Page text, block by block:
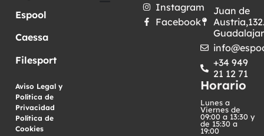
Espool
Caessa
Filesport
Aviso Legal y
Política de
Privacidad
Política de
Cookies
Instagram
Facebook
Juan de
+34 949
21 12 71
Horario
Lunes a
Viernes de
09:00 a 13:30 y
de 15:30 a
19:00